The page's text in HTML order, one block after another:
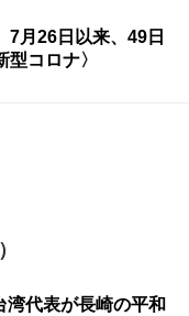
月26日以来、49日
コロナ〉
湾代表が長崎の平和